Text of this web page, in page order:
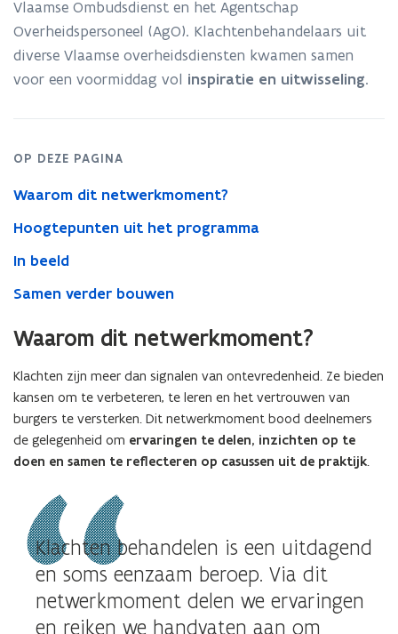
3/11/25
Vlaamse Ombudsdienst en het Agentschap
Overheidspersoneel (AgO). Klachtenbehandelaars uit
diverse Vlaamse overheidsdiensten kwamen samen
voor een voormiddag vol inspiratie en uitwisseling.
OP DEZE PAGINA
Waarom dit netwerkmoment?
Hoogtepunten uit het programma
In beeld
Samen verder bouwen
Waarom dit netwerkmoment?
Klachten zijn meer dan signalen van ontevredenheid. Ze bieden
kansen om te verbeteren, te leren en het vertrouwen van
burgers te versterken. Dit netwerkmoment bood deelnemers
de gelegenheid om ervaringen te delen, inzichten op te
doen en samen te reflecteren op casussen uit de praktijk.
Klachten behandelen is een uitdagend
en soms eenzaam beroep. Via dit
netwerkmoment delen we ervaringen
en reiken we handvaten aan om